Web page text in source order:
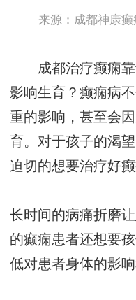
来源：成都神康癫
成都治疗癫痫靠
影响生育？癫痫病
重的影响，甚至会
育。对于孩子的渴
迫切的想要治疗好癫
长时间的病痛折磨
的癫痫患者还想要
低对患者身体的影